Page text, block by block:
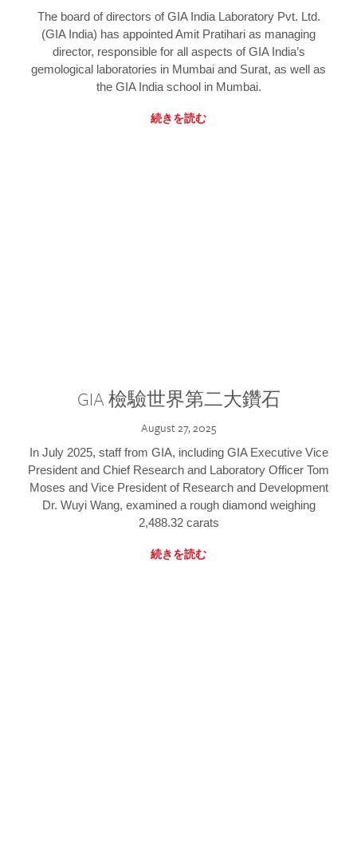
The board of directors of GIA India Laboratory Pvt. Ltd.
(GIA India) has appointed Amit Pratihari as managing
director, responsible for all aspects of GIA India’s
gemological laboratories in Mumbai and Surat, as well as
the GIA India school in Mumbai.
続きを読む
GIA 檢驗世界第二大鑽石
August 27, 2025
In July 2025, staff from GIA, including GIA Executive Vice
President and Chief Research and Laboratory Officer Tom
Moses and Vice President of Research and Development
Dr. Wuyi Wang, examined a rough diamond weighing
2,488.32 carats
続きを読む